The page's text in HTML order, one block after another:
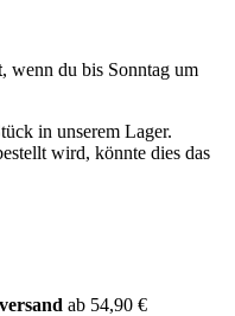
, wenn du bis Sonntag um
in unserem Lager.
wird, könnte dies das
ab 54,90 €